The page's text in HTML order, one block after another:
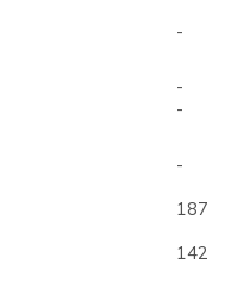
-
-
-
-
187
142